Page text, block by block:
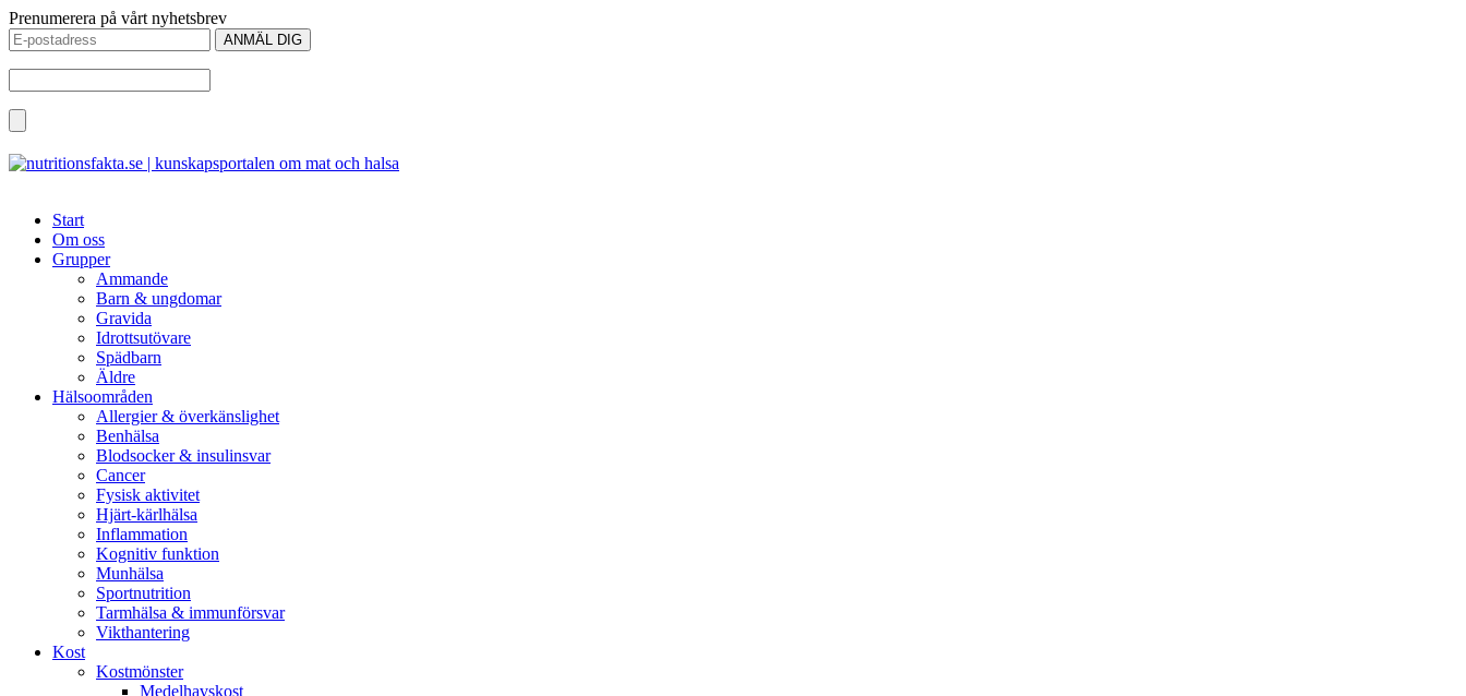
Prenumerera på vårt nyhetsbrev
Start
Om oss
Grupper
Ammande
Barn & ungdomar
Gravida
Idrottsutövare
Spädbarn
Äldre
Hälsoområden
Allergier & överkänslighet
Benhälsa
Blodsocker & insulinsvar
Cancer
Fysisk aktivitet
Hjärt-kärlhälsa
Inflammation
Kognitiv funktion
Munhälsa
Sportnutrition
Tarmhälsa & immunförsvar
Vikthantering
Kost
Kostmönster
Medelhavskost